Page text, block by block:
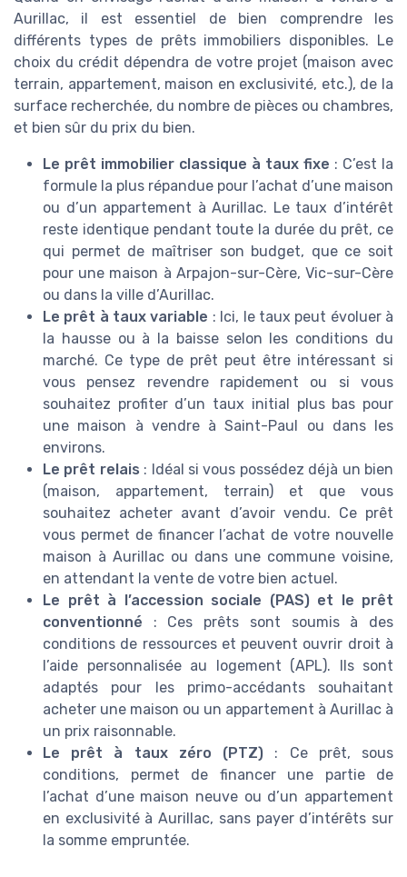
Aurillac, il est essentiel de bien comprendre les
différents types de prêts immobiliers disponibles. Le
choix du crédit dépendra de votre projet (maison avec
terrain, appartement, maison en exclusivité, etc.), de la
surface recherchée, du nombre de pièces ou chambres,
et bien sûr du prix du bien.
Le prêt immobilier classique à taux fixe : C’est la
formule la plus répandue pour l’achat d’une maison
ou d’un appartement à Aurillac. Le taux d’intérêt
reste identique pendant toute la durée du prêt, ce
qui permet de maîtriser son budget, que ce soit
pour une maison à Arpajon-sur-Cère, Vic-sur-Cère
ou dans la ville d’Aurillac.
Le prêt à taux variable : Ici, le taux peut évoluer à
la hausse ou à la baisse selon les conditions du
marché. Ce type de prêt peut être intéressant si
vous pensez revendre rapidement ou si vous
souhaitez profiter d’un taux initial plus bas pour
une maison à vendre à Saint-Paul ou dans les
environs.
Le prêt relais : Idéal si vous possédez déjà un bien
(maison, appartement, terrain) et que vous
souhaitez acheter avant d’avoir vendu. Ce prêt
vous permet de financer l’achat de votre nouvelle
maison à Aurillac ou dans une commune voisine,
en attendant la vente de votre bien actuel.
Le prêt à l’accession sociale (PAS) et le prêt
conventionné : Ces prêts sont soumis à des
conditions de ressources et peuvent ouvrir droit à
l’aide personnalisée au logement (APL). Ils sont
adaptés pour les primo-accédants souhaitant
acheter une maison ou un appartement à Aurillac à
un prix raisonnable.
Le prêt à taux zéro (PTZ) : Ce prêt, sous
conditions, permet de financer une partie de
l’achat d’une maison neuve ou d’un appartement
en exclusivité à Aurillac, sans payer d’intérêts sur
la somme empruntée.